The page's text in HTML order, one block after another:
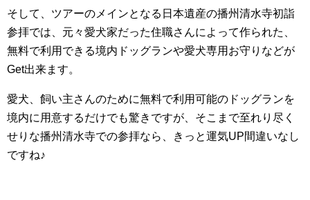
そして、ツアーのメインとなる日本遺産の播州清水寺初詣
参拝では、元々愛犬家だった住職さんによって作られた、
無料で利用できる境内ドッグランや愛犬専用お守りなどが
Get出来ます。
愛犬、飼い主さんのために無料で利用可能のドッグランを
境内に用意するだけでも驚きですが、そこまで至れり尽く
せりな播州清水寺での参拝なら、きっと運気UP間違いなし
ですね♪